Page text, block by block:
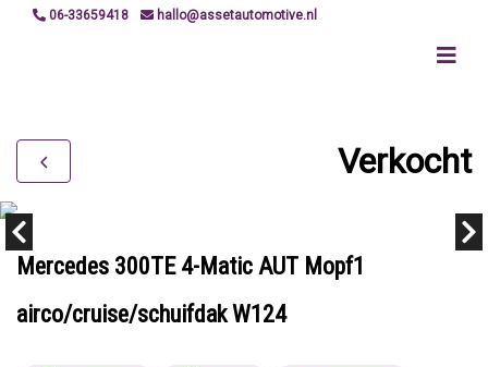
06-33659418 hallo@assetautomotive.nl
Verkocht
Mercedes 300TE 4-Matic AUT Mopf1
airco/cruise/schuifdak W124